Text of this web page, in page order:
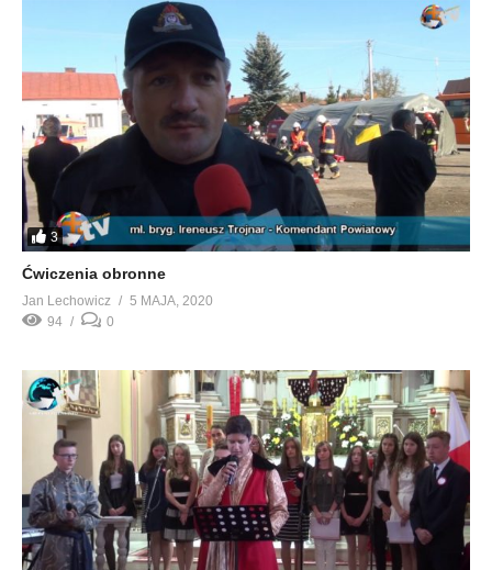
3
Ćwiczenia obronne
Jan Lechowicz
5 MAJA, 2020
94
0